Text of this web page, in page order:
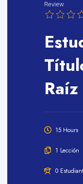
Review
Raíz
15 Hours
1 Lección
0